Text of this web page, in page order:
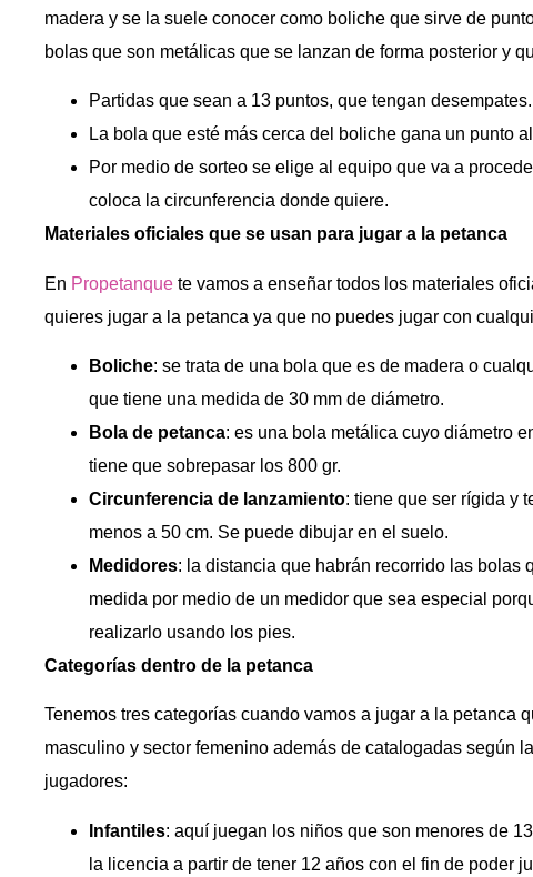
madera y se la suele conocer como boliche que sirve de
bolas que son metálicas que se lanzan de forma posterior y
Partidas que sean a 13 puntos, que tengan desempates.
La bola que esté más cerca del boliche gana un punto
Por medio de sorteo se elige al equipo que va a
coloca la circunferencia donde quiere.
Materiales oficiales que se usan para jugar a la petanca
En Propetanque te vamos a enseñar todos los materiales
quieres jugar a la petanca ya que no puedes jugar con
Boliche: se trata de una bola que es de madera o
que tiene una medida de 30 mm de diámetro.
Bola de petanca: es una bola metálica cuyo diámetro
tiene que sobrepasar los 800 gr.
Circunferencia de lanzamiento: tiene que ser rígida y
menos a 50 cm. Se puede dibujar en el suelo.
Medidores: la distancia que habrán recorrido las bolas
medida por medio de un medidor que sea especial
realizarlo usando los pies.
Categorías dentro de la petanca
Tenemos tres categorías cuando vamos a jugar a la petanca
masculino y sector femenino además de catalogadas según
jugadores:
Infantiles: aquí juegan los niños que son menores de
la licencia a partir de tener 12 años con el fin de poder